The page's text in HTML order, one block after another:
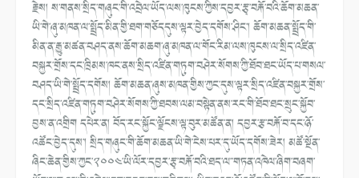
རྗེས། ས་གནས་སྲིད་གཞུང་གི་འབྲེལ་ཡོད་ལས་ཁུངས་ཀྱིས་དབྱར་རྩྭ་བརྐོ་བའི་ཆོག་མཆན་
ཡི་གེ་ཞུ་མཁན་ལ་སྤྲོད་མིན་གྱི་ཐག་གཅོདདུས་ལྟར་བྱེད་དགོས་ཤིང་། ཆོག་མཆན་སྤྲོད་གི་
མིན་ན་རྒྱུ་མཚན་བཤད་ནས་ཆོག་མཆག་ཞུ་མཁན་ལ་གོང་རིམ་ལས་ཁུངས་ལ་སྲིད་འཛིན་
བསྐྱར་གྲོས་དང་ཁྲིམས་ཁང་ནས་སྲིད་འཛིན་གཏུག་བཤེར་སོགས་ཀྱི་ཐོབ་ཐང་ཡོད་པ་གསལ་
བཤད་ཡི་གེ་སྤྲོད་དགོས། ཆོག་མཆན་ཞུས་མཁན་གྱིས་ཀྱང་དུས་ལྟར་སྲིད་འཛིན་བསྐྱར་གྲོས་
དང་སྲིད་འཛིན་གཏུག་བཤེར་སོགས་ཀྱི་ཐབས་ལམ་བསྟེན་ནས་རང་གི་ཐོབ་ཐང་སྲུང་སྐྱོབ་
བྱས་ན་འགྲིག དཔེར་ན། བོད་རང་སྐྱོང་ལྗོངས་ལྟ་བུར་མཚོན་ན། དབྱར་རྩ་བརྐོ་བ་དང་ཉོ་
འཚོང་བྱེད་དུས་། སྲིད་གཞུང་གི་ཆོག་མཆན་ཡི་གེ་ངེས་པར་དུ་ཡོད་དགོས་ཟེར། མཚོ་སྔོན་
ཞིང་ཆེན་གྱིས་ཀྱང་༢༠༠༤་ཡི་ལོར་དབྱར་རྩྭ་བརྐོ་བའི་ཐད་ལ་་གཏན་འཁེལ་ཞིག་བཞག་